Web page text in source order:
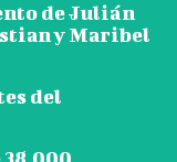
de Julián
y Maribel
del